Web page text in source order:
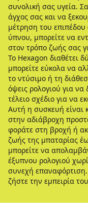
συνολική σας υγεία.
άγχος σας και να
μέτρηση του
ύπνου, μπορείτε να
στον τρόπο ζωής σας
Το Hexagon διαθέτει
μπορείτε εύκολα να
το ντύσιμο ή τη
όψεις ρολογιού για να
τέλειο σχέδιο για να
Αυτή η συσκευή είναι
στην αδιάβροχη
φοράτε στη βροχή ή
ζωής της μπαταρίας
μπορείτε να
έξυπνου ρολογιού
συνεχή επαναφόρτιση.
ζήστε την εμπειρία